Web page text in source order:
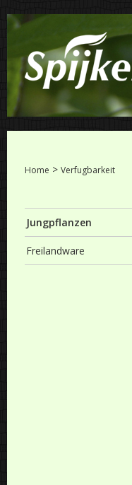
Home > Verfugbarkeit
Jungpflanzen
Freilandware